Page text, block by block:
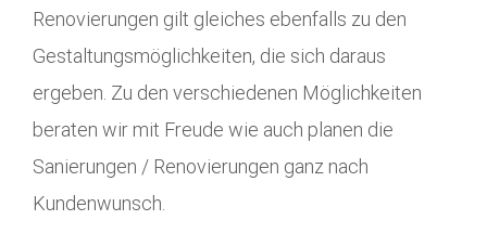
Renovierungen gilt gleiches ebenfalls zu den
Gestaltungsmöglichkeiten, die sich daraus
ergeben. Zu den verschiedenen Möglichkeiten
beraten wir mit Freude wie auch planen die
Sanierungen / Renovierungen ganz nach
Kundenwunsch.